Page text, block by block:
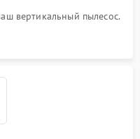
вертикальный пылесос.